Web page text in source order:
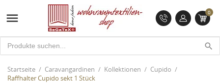
 0
search
Startseite Caravangardinen Kollektionen
Cupido
Raffhalter Cupido sekt 1 Stück